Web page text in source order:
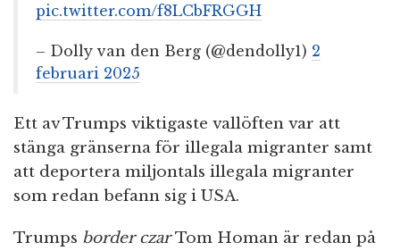
pic.twitter.com/f8LCbFRGGH
– Dolly van den Berg (@dendolly1) 2
februari 2025
Ett av Trumps viktigaste vallöften var att
stänga gränserna för illegala migranter samt
att deportera miljontals illegala migranter
som redan befann sig i USA.
Trumps border czarTom Homan är redan på